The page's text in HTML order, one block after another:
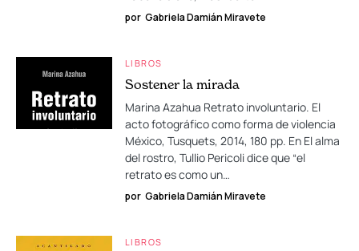
por Gabriela Damián Miravete
LIBROS
Sostener la mirada
Marina Azahua Retrato involuntario. El
acto fotográfico como forma de violencia
México, Tusquets, 2014, 180 pp. En El alma
del rostro, Tullio Pericoli dice que “el
retrato es como un…
por Gabriela Damián Miravete
LIBROS